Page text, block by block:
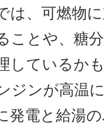
は、可燃物
ことや、糖
しているか
ジンが高温
発電と給湯